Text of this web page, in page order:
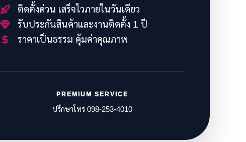
ติดตั้งด่วน เสร็จไวภายในวันเดียว
รับประกันสินค้าและงานติดตั้ง 1 ปี
ราคาเป็นธรรม คุ้มค่าคุณภาพ
PREMIUM SERVICE
ปรึกษาโทร 098-253-4010